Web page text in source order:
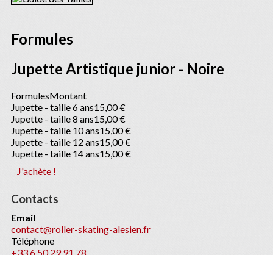
Formules
Jupette Artistique junior - Noire
FormulesMontant
Jupette - taille 6 ans15,00 €
Jupette - taille 8 ans15,00 €
Jupette - taille 10 ans15,00 €
Jupette - taille 12 ans15,00 €
Jupette - taille 14 ans15,00 €
J'achète !
Contacts
Email
contact@roller-skating-alesien.fr
Téléphone
+33 6 50 29 91 78